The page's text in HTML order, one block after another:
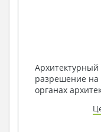
Архитектурный
разрешение на
органах